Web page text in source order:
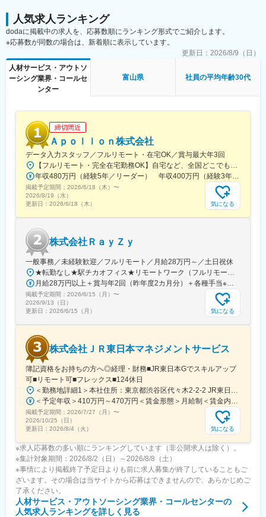
・振動、温度、電流などのデータから異常兆候を検出
・AIやデータ分析による故障予測
（4）設備改善・更新
・老朽化した設備の更新提案
・安全性や省エネの観点からの改善活動
（5）法令対応・安全管理
・労働安全衛生法や消防法などに基づく点検・報告
・安全装置の点検（非常停止ボタン、ガードなど）
・作業員の安全教育やマニュアル整備
■使用ツール：一般工具
■当社だからこそ実現できるエンジニアとしての未来がある：
＜キャリアドック制度＞
同業他社では希望する仕事があっても、会社の都合で挑戦できな
いという事も転職理由の1つです。
当社では専任のキャリアアドバイザーがおり、キャリアアドバイ
ザーが社内に働きかける事で希望する仕事への挑戦を後押ししま
す。
す。
＜スキルUPで給与もUP＞
スキルを上げてより難易度の高いプロジェクトへ配属をされる事
で給与も上がる仕組みを取っています。定性的な評価のみではな
く、スキルを磨くことが給与UPに繋がるエンジニアにとっては非
常分かり易い制度です。
変更の範囲：会社の定める業務
人気求人ランキング
dodaに掲載中の求人を、応募数順にランキング形式でご紹介します。
※応募数が同数の場合は、新着順に表示しています。
更新日： 2026/8/9（日）
人材サービス・アウトソ
ーシング業界・コールセ
ンター
富山県 社員の平均年齢30代
締切間近
Ａｐｏｌｌｏｎ株式会社
データ入力スタッフ／フルリモート・在宅OK／賞与最大年3回
【フルリモート・完全在宅勤務OK】自宅など、全国どこでもあなたが働きやすい場所で働けます★転居を伴う転勤なし★全国47都道府県どこからでも応募OK【本社】東京都新宿区山吹町130番地の15 茜ビル2-A＜アクセス＞有楽町線「江戸川橋駅」、東西線「東西線」より徒歩10分※受動喫煙対策：あり
年収480万円（経験5年／リーダー） 年収400万円（経験3年／メンバー）
掲載予定期間： 2026/6/18（木） 〜
2026/8/19（水）
更新日： 2026/6/18（木） 気になる
株式会社ＲａｙＺｙ
一般事務／未経験歓迎／フルリモート／月給28万円～／土日祝休
★転勤なし★駅チカオフィス★リモートワーク（フルリモート相談可）※研修期間中・試用期間中はオフィス出社となります【本社】東京都渋谷区神宮前6-18-5鷹羽ビル7階◆最寄り駅：JR渋谷駅／徒歩約5分◆最寄り駅：東京メトロ千代田線・明治神宮前／徒歩約9分◆最寄り駅：JR原宿駅／徒歩約13分
月給28万円以上＋賞与年2回（昨年度2カ月分）＋各種手当※経験・能力等を考慮のうえ、決定いたします。
掲載予定期間： 2026/6/15（月） 〜
2026/9/13（日）
更新日： 2026/6/15（月） 気になる
株式会社ＪＲ東日本マネジメントサービス
簿記資格をお持ちの方へ◎経理・財務■JR東日本Gでスキルアップ
可■リモート可■フレックス■124休日
＜勤務地詳細1＞本社住所：東京都渋谷区代々木2-2-2 JR東日本本社ビル9階受動喫煙対策：屋内全面禁煙＜勤務地詳細2＞東京都内オフィス住所：東京都23区内 受動喫煙対策：屋内全面禁煙変更の範囲：会社の定める事業所（リモートワーク含む）
＜予定年収＞410万円～470万円＜賃金形態＞月給制＜賃金内訳＞月額（基本給）：240,000円～250,000円＜月給＞240,000円～250,000円＜昇給有無＞有＜残業手当＞有＜給与補足＞※想定年収には残業月20Hも含めています■昇給：年1回■賞与：年2回(合計3.0ヶ月程度)※総合職：計6.0ヶ月程度■モデル年収総合職（課長）900万円総合職（マネージャー）630万円総合職（主任）520万円エリア（課員）410万円賃金はあくまでも目安の金額であり、選考を通じて上下する可能性があります。月給(月額)は固定手当を含めた表記です。
掲載予定期間： 2026/7/27（月） 〜
2026/10/25（日）
更新日： 2026/8/4（火） 気になる
※求人応募数の多い順にランキングしています（非公開求人は除く）。
※集計対象期間：2026/8/2（日）～2026/8/8（土）
※事情により掲載終了予定日よりも前に求人募集が終了していることもご
ざいます。その場合は当サイトから応募はできませんので、あらかじめご
了承ください。
人材サービス・アウトソーシング業界・コールセンターの
人気求人ランキングを詳しく見る